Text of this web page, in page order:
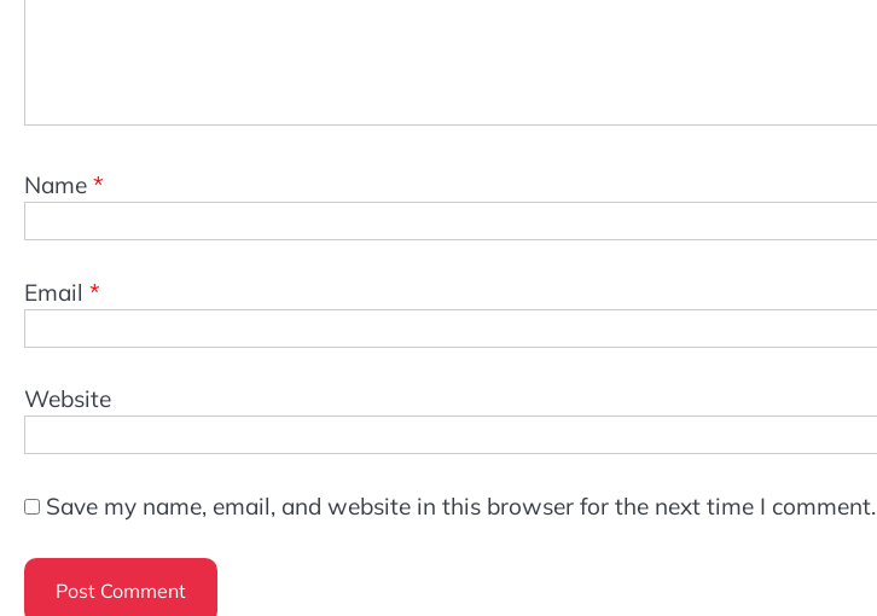
Name *
Email *
Website
Save my name, email, and website in this browser for the next time I comment.